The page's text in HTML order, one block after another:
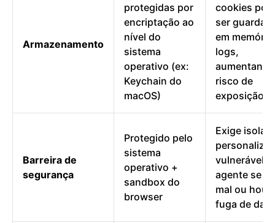
Armazenamento
protegidas por
encriptação ao
nível do
sistema
operativo (ex:
Keychain do
macOS)
cookies
ser
em
logs,
risco de
exposição
Barreira de
segurança
Protegido pelo
sistema
operativo +
sandbox do
browser
Exige
vulnerável
agente se
mal ou
fuga de